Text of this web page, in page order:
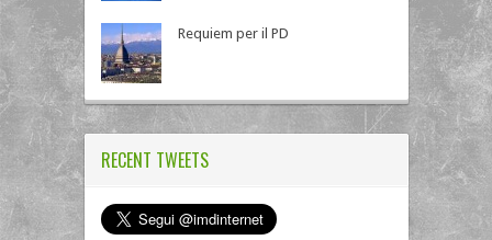
Requiem per il PD
RECENT TWEETS